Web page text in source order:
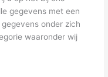
gegevens met een
onder zich
waaronder wij